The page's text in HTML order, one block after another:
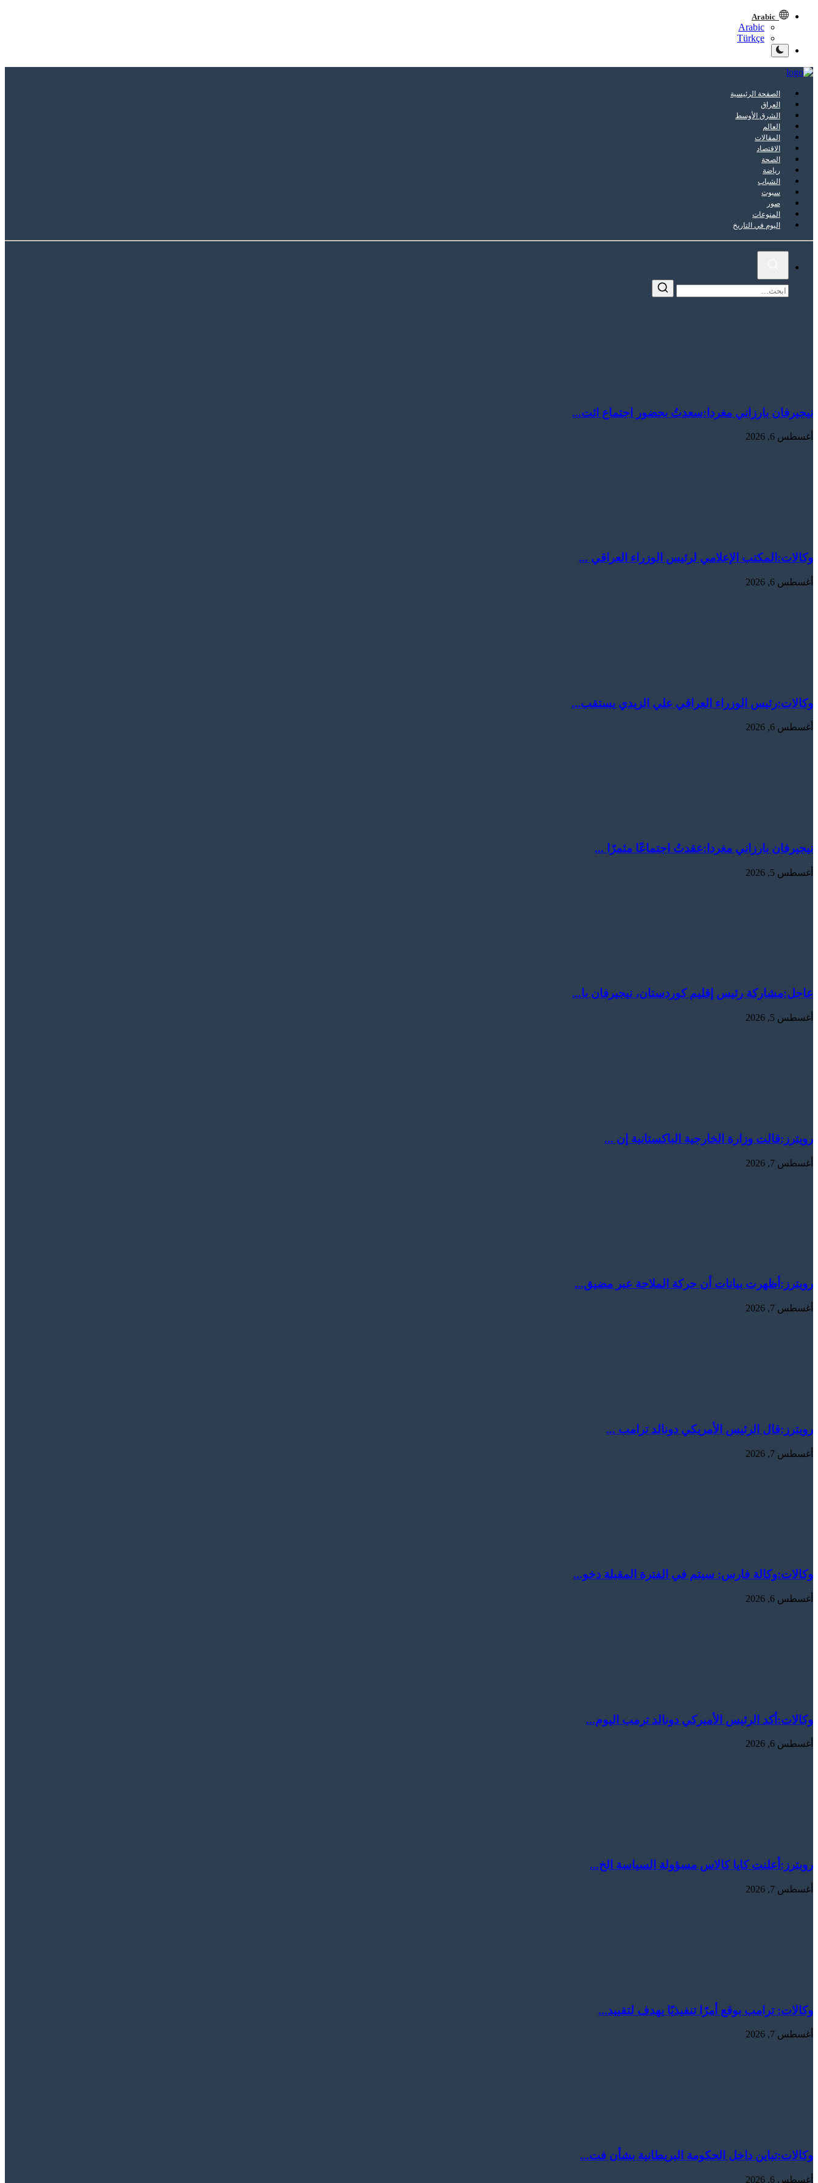
Arabic
Türkçe
الصفحة الرئيسية
العراق
الشرق الأوسط
العالم
المقالات
الاقتصاد
الصحة
رياضة
الشباب
سبوت
صور
المنوعات
اليوم في التاريخ
نيجيرفان بارزاني مغردا:سعدتُ بحضور اجتماع ائت...
أغسطس 6, 2026
وكالات:المكتب الإعلامي لرئيس الوزراء العراقي ...
أغسطس 6, 2026
وكالات:‏رئيس الوزراء العراقي علي الزيدي يستقب...
أغسطس 6, 2026
نيجيرفان بارزاني مغردا:عقدتُ اجتماعًا مثمرًا ...
أغسطس 5, 2026
عاجل:‏مشاركة رئيس إقليم كوردستان، نيجيرفان با...
أغسطس 5, 2026
رويترز:‏قالت ​وزارة الخارجية الباكستانية ‌إن ...
أغسطس 7, 2026
رويترز:‏أظهرت بيانات أن حركة الملاحة عبر مضيق...
أغسطس 7, 2026
رويترز:‏قال ​الرئيس ​الأمريكي ⁠دونالد ​ترامب ...
أغسطس 7, 2026
وكالات:وكالة فارس: سيتم في الفترة المقبلة دخو...
أغسطس 6, 2026
وكالات:‏أكد الرئيس الأميركي دونالد ترمب اليوم...
أغسطس 6, 2026
روبترز:‏أعلنت ​كايا كالاس مسؤولة ‌السياسة الخ...
أغسطس 7, 2026
وكالات: ترامب بوقع أمرًا تنفيذيًا يهدف لتقييد...
أغسطس 7, 2026
وكالات:‏تباين داخل الحكومة البريطانية بشأن فت...
أغسطس 6, 2026